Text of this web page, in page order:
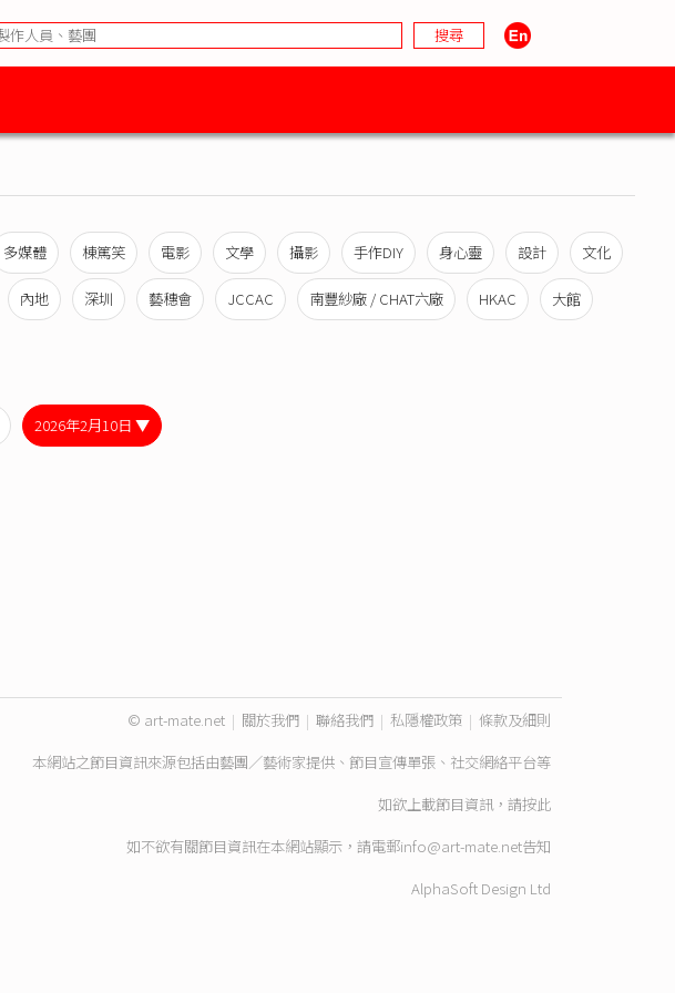
多媒體 棟篤笑 電影 文學 攝影 手作DIY 身心靈 設計 文化
內地 深圳 藝穗會 JCCAC 南豐紗廠 / CHAT六廠 HKAC 大館
2026年2月10日 ▼
© art-mate.net | 關於我們 | 聯絡我們 | 私隱權政策 | 條款及細則
本網站之節目資訊來源包括由藝團／藝術家提供、節目宣傳單張、社交網絡平台等
如欲上載節目資訊，請按此
如不欲有關節目資訊在本網站顯示，請電郵info@art-mate.net告知
AlphaSoft Design Ltd